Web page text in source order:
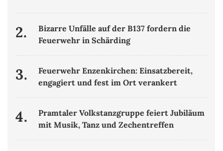
2.
Bizarre Unfälle auf der B137 fordern die
Feuerwehr in Schärding
3.
Feuerwehr Enzenkirchen: Einsatzbereit,
engagiert und fest im Ort verankert
4.
Pramtaler Volkstanzgruppe feiert Jubiläum
mit Musik, Tanz und Zechentreffen